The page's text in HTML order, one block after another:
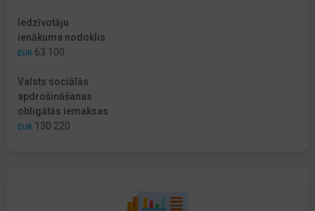
Iedzīvotāju
ienākuma nodoklis
EUR 63 100
Valsts sociālās
apdrošināšanas
obligātās iemaksas
EUR 130 220